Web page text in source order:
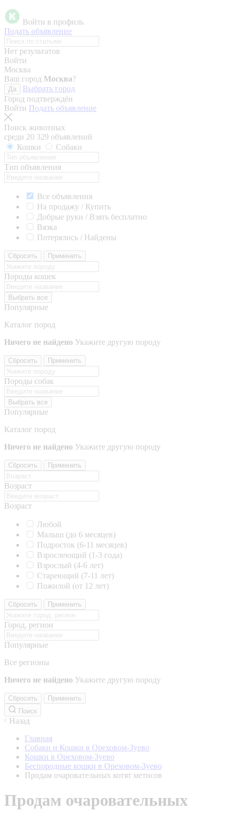
Войти в профиль
Подать объявление
Нет результатов
Войти
Москва
Ваш город Москва?
Да
Выбрать город
Город подтверждён
Войти Подать объявление
Поиск животных
среди 20 329 объявлений
Кошки
Собаки
Тип объявления
Все объявления
На продажу / Купить
Добрые руки / Взять бесплатно
Вязка
Потерялись / Найдены
Сбросить Применить
Породы кошек
Выбрать все
Популярные
Каталог пород
Ничего не найдено Укажите другую породу
Сбросить Применить
Породы собак
Выбрать все
Популярные
Каталог пород
Ничего не найдено Укажите другую породу
Сбросить Применить
Возраст
Возраст
Любой
Малыш (до 6 месяцев)
Подросток (6-11 месяцев)
Взрослеющий (1-3 года)
Взрослый (4-6 лет)
Стареющий (7-11 лет)
Пожилой (от 12 лет)
Сбросить Применить
Город, регион
Популярные
Все регионы
Ничего не найдено Укажите другую породу
Сбросить
Применить
Поиск
Назад
Главная
Собаки и Кошки в Ореховом-Зуево
Кошки в Ореховом-Зуево
Беспородные кошки в Ореховом-Зуево
Продам очаровательных котят метисов
Продам очаровательных